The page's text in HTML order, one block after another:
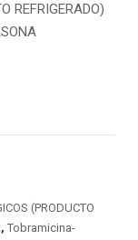
REFRIGERADO)
(PRODUCTO
, Tobramicina-